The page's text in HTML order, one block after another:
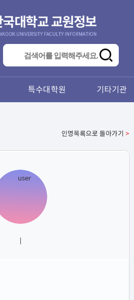
특수대학원 기타기관
인명목록으로 돌아가기 >
|